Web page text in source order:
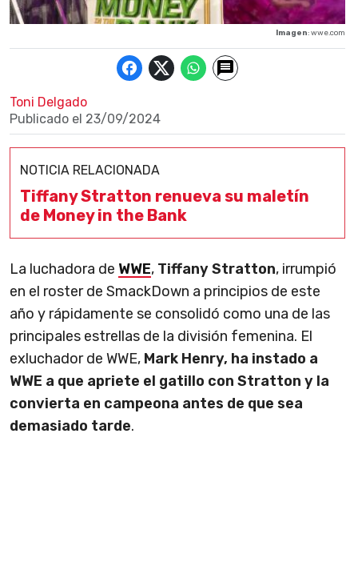
Imagen: wwe.com
Toni Delgado
Publicado el 23/09/2024
NOTICIA RELACIONADA
Tiffany Stratton renueva su maletín
de Money in the Bank
La luchadora de WWE, Tiffany Stratton, irrumpió
en el roster de SmackDown a principios de este
año y rápidamente se consolidó como una de las
principales estrellas de la división femenina. El
exluchador de WWE, Mark Henry, ha instado a
WWE a que apriete el gatillo con Stratton y la
convierta en campeona antes de que sea
demasiado tarde.